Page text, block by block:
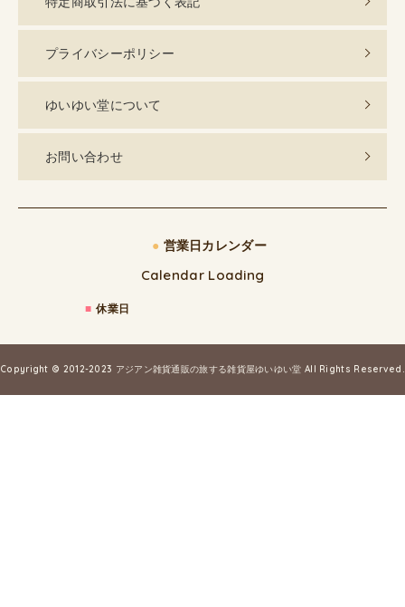
プライバシーポリシー
ゆいゆい堂について
お問い合わせ
● 営業日カレンダー
Calendar Loading
■ 休業日
Copyright © 2012-2023 アジアン雑貨通販の旅する雑貨屋ゆいゆい堂 All Rights Reserved.